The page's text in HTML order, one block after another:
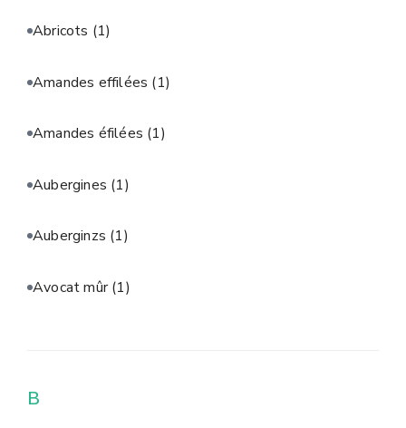
Abricots (1)
Amandes effilées (1)
Amandes éfilées (1)
Aubergines (1)
Auberginzs (1)
Avocat mûr(1)
B